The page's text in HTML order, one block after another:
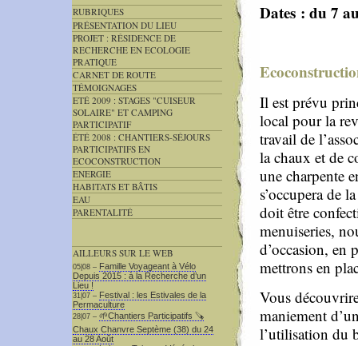
Dates : du 7
Il est prévu
local pour la
travail de
la chaux et de
une charpente
s’occupera de
doit être
menuiseries,
d’occasion, en
mettrons en
Vous
maniement
l’utilisation du
RUBRIQUES
PRÉSENTATION DU LIEU
PROJET : RÉSIDENCE DE
RECHERCHE EN ECOLOGIE
PRATIQUE
CARNET DE ROUTE
TÉMOIGNAGES
ETÉ 2009 : STAGES "CUISEUR
SOLAIRE" ET CAMPING
PARTICIPATIF
ÉTÉ 2008 : CHANTIERS-SÉJOURS
PARTICIPATIFS EN
ECOCONSTRUCTION
ENERGIE
HABITATS ET BÂTIS
EAU
PARENTALITÉ
AILLEURS SUR LE WEB
05|08 – Famille Voyageant à Vélo
Depuis 2015 : à la Recherche d’un
Lieu !
31|07 – Festival : les Estivales de la
Permaculture
28|07 –🌱Chantiers Participatifs 🪚​
Chaux Chanvre Septème (38) du 24
au 28 Août